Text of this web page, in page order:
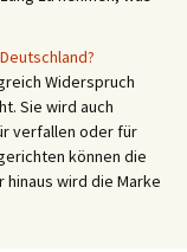
Widerspruch
Sie wird auch
verfallen oder für
können die
hinaus wird die Marke